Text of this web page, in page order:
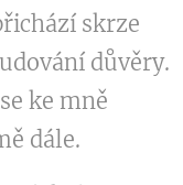
skrze
důvěry.
ke mně
dále.